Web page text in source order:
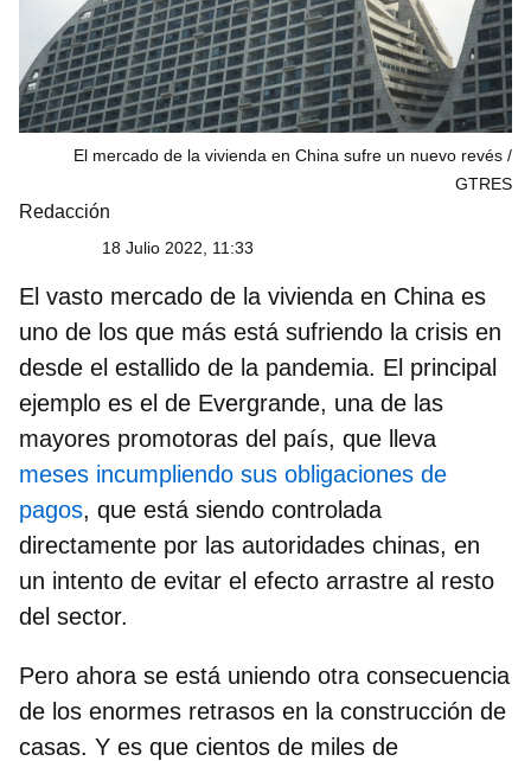
El mercado de la vivienda en China sufre un nuevo revés
GTRES
Redacción
18 Julio 2022, 11:33
El vasto mercado de la vivienda en China es
uno de los que más está sufriendo la crisis en
desde el estallido de la pandemia. El principal
ejemplo es el de Evergrande, una de las
mayores promotoras del país, que lleva
meses incumpliendo sus obligaciones de
pagos, que está siendo controlada
directamente por las autoridades chinas, en
un intento de evitar el efecto arrastre al resto
del sector.
Pero ahora se está uniendo otra consecuencia
de los enormes retrasos en la construcción de
casas. Y es que cientos de miles de